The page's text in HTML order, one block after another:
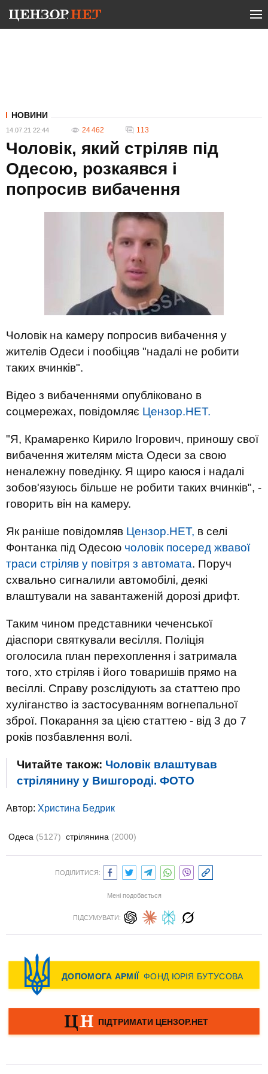
НОВИНИ
14.07.21 22:44 24 462 113
Чоловік, який стріляв під
Одесою, розкаявся і
попросив вибачення
Чоловік на камеру попросив вибачення у
жителів Одеси і пообіцяв "надалі не робити
таких вчинків".
Відео з вибаченнями опубліковано в
соцмережах, повідомляє Цензор.НЕТ.
"Я, Крамаренко Кирило Ігорович, приношу свої
вибачення жителям міста Одеси за свою
неналежну поведінку. Я щиро каюся і надалі
зобов'язуюсь більше не робити таких вчинків", -
говорить він на камеру.
Як раніше повідомляв Цензор.НЕТ, в селі
Фонтанка під Одесою чоловік посеред жвавої
траси стріляв у повітря з автомата. Поруч
схвально сигналили автомобілі, деякі
влаштували на завантаженій дорозі дрифт.
Таким чином представники чеченської
діаспори святкували весілля. Поліція
оголосила план перехоплення і затримала
того, хто стріляв і його товаришів прямо на
весіллі. Справу розслідують за статтею про
хуліганство із застосуванням вогнепальної
зброї. Покарання за цією статтею - від 3 до 7
років позбавлення волі.
Читайте також: Чоловік влаштував
стрілянину у Вишгороді. ФОТО
Автор: Христина Бедрик
Одеса (5127) стрілянина (2000)
ПОДІЛИТИСЯ:
Мені подобається
ПІДСУМУВАТИ: